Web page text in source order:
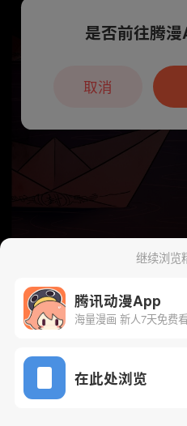
下一话
继续浏览
腾讯动漫App
海量漫画 新人7天免费
在此处浏览
本章节仅支持App
户7天
是否前往腾
取消